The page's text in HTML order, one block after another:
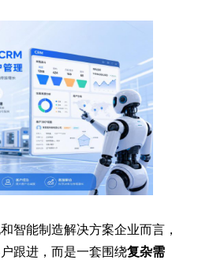
智能制造解决方案企业而言，
跟进，而是一套围绕复杂需